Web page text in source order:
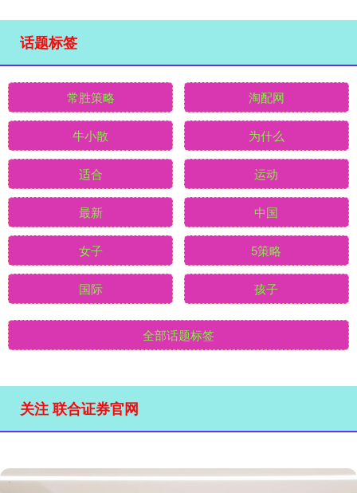
话题标签
常胜策略 淘配网
牛小散 为什么
适合 运动
最新 中国
女子 5策略
国际 孩子
全部话题标签
关注 联合证券官网